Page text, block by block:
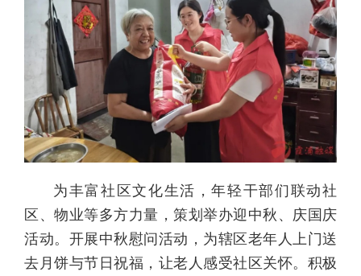
为丰富社区文化生活，年轻干部们联动社
区、物业等多方力量，策划举办迎中秋、庆国庆
活动。开展中秋慰问活动，为辖区老年人上门送
去月饼与节日祝福，让老人感受社区关怀。积极